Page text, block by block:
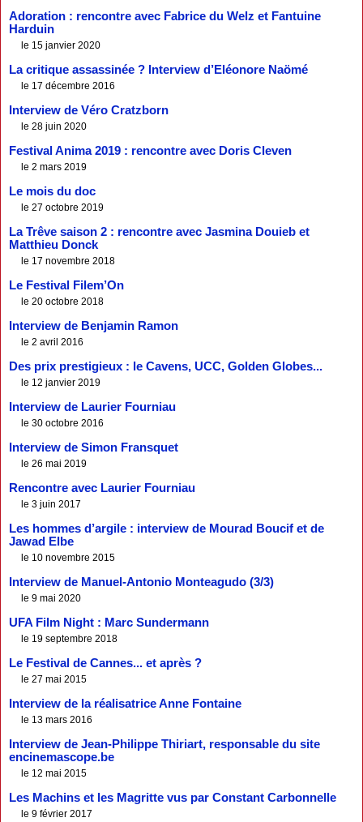
Adoration : rencontre avec Fabrice du Welz et Fantuine
Harduin
le 15 janvier 2020
La critique assassinée ? Interview d’Eléonore Naömé
le 17 décembre 2016
Interview de Véro Cratzborn
le 28 juin 2020
Festival Anima 2019 : rencontre avec Doris Cleven
le 2 mars 2019
Le mois du doc
le 27 octobre 2019
La Trêve saison 2 : rencontre avec Jasmina Douieb et
Matthieu Donck
le 17 novembre 2018
Le Festival Filem’On
le 20 octobre 2018
Interview de Benjamin Ramon
le 2 avril 2016
Des prix prestigieux : le Cavens, UCC, Golden Globes...
le 12 janvier 2019
Interview de Laurier Fourniau
le 30 octobre 2016
Interview de Simon Fransquet
le 26 mai 2019
Rencontre avec Laurier Fourniau
le 3 juin 2017
Les hommes d’argile : interview de Mourad Boucif et de
Jawad Elbe
le 10 novembre 2015
Interview de Manuel-Antonio Monteagudo (3/3)
le 9 mai 2020
UFA Film Night : Marc Sundermann
le 19 septembre 2018
Le Festival de Cannes... et après ?
le 27 mai 2015
Interview de la réalisatrice Anne Fontaine
le 13 mars 2016
Interview de Jean-Philippe Thiriart, responsable du site
encinemascope.be
le 12 mai 2015
Les Machins et les Magritte vus par Constant Carbonnelle
le 9 février 2017